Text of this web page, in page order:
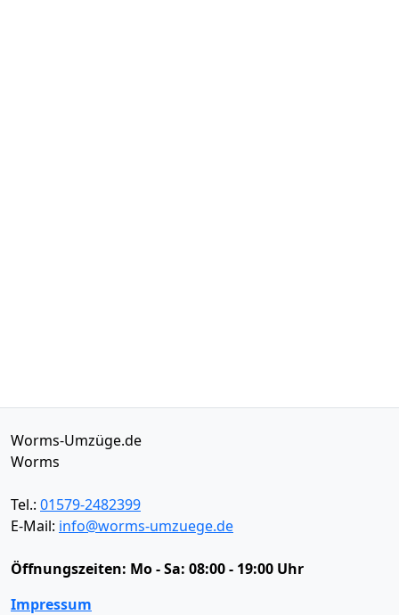
Worms-Umzüge.de
Worms
Tel.: 01579-2482399
E-Mail: info@worms-umzuege.de
Öffnungszeiten: Mo - Sa: 08:00 - 19:00 Uhr
Impressum